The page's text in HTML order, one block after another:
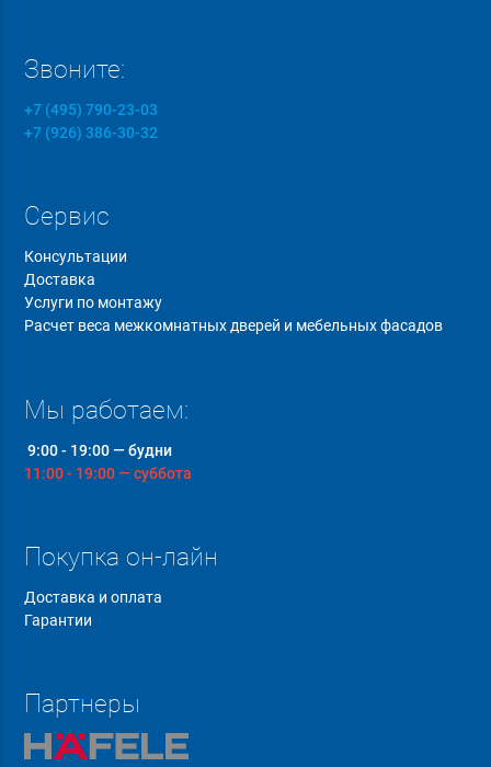
Звоните:
+7 (495) 790-23-03
+7 (926) 386-30-32
Сервис
Консультации
Доставка
Услуги по монтажу
Расчет веса межкомнатных дверей и мебельных фасадов
Мы работаем:
9:00 - 19:00 — будни
11:00 - 19:00 — суббота
Покупка он-лайн
Доставка и оплата
Гарантии
Партнеры